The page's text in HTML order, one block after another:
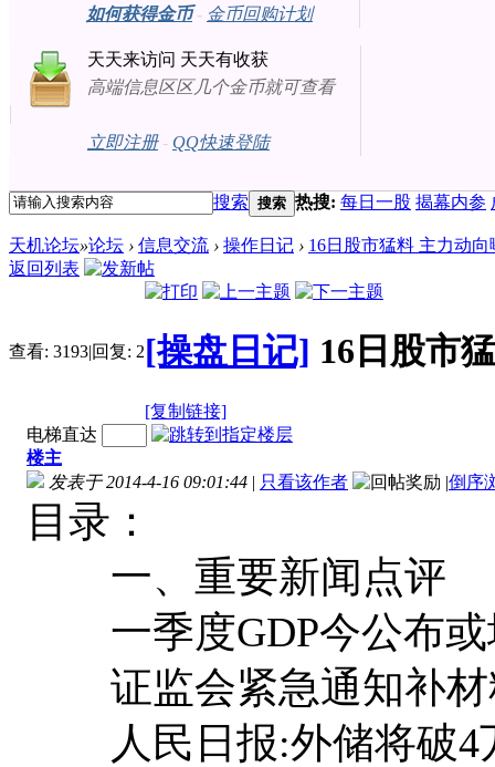
如何获得金币- 金币回购计划
天天来访问 天天有收获
高端信息区区几个金币就可查看
立即注册- QQ快速登陆
搜索 搜索 热搜: 每日一股 揭幕内参
天机论坛»论坛 › 信息交流 › 操作日记 › 16日股市猛料 主力动向
返回列表
查看: 3193|回复: 2[操盘日记] 16日股市
[复制链接]
电梯直达
楼主
发表于 2014-4-16 09:01:44 | 只看该作者 |倒序
目录：
一、重要新闻点评
一季度GDP今公布或
证监会紧急通知补材
人民日报:外储将破4